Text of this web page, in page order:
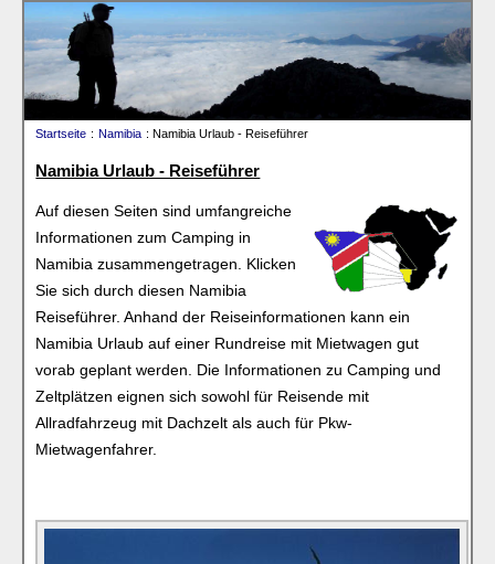
Startseite : Namibia : Namibia Urlaub - Reiseführer
Namibia Urlaub - Reiseführer
Auf diesen Seiten sind umfangreiche
Informationen zum Camping in
Namibia zusammengetragen. Klicken
Sie sich durch diesen Namibia
Reiseführer. Anhand der Reiseinformationen kann ein
Namibia Urlaub auf einer Rundreise mit Mietwagen gut
vorab geplant werden. Die Informationen zu Camping und
Zeltplätzen eignen sich sowohl für Reisende mit
Allradfahrzeug mit Dachzelt als auch für Pkw-
Mietwagenfahrer.